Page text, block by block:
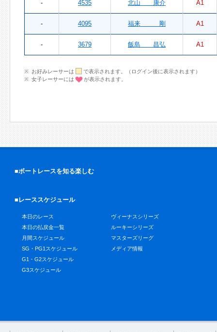
- 4535 北山 康介 A1
- 4095 福来 剛 A1
- 3679 飯島 昌弘 A1
お好みレーサーは
で表示されます。（ログイン後に表示されます）
女子レーサーには
が表示されます。
■ボートレースを知る楽しむ
■レーススケジュール
本日のレース
本日の払戻金一覧
月間スケジュール
SG・PG1スケジュール
G1・G2スケジュール
G3スケジュール
ヴィーナスシリーズ
ルーキーシリーズ
マスターズリーグ
メディア情報